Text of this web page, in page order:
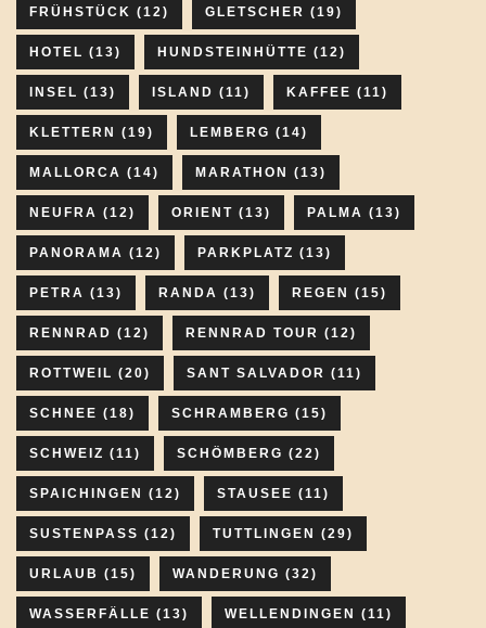
FRÜHSTÜCK (12) GLETSCHER (19)
HOTEL (13) HUNDSTEINHÜTTE (12)
INSEL (13) ISLAND (11) KAFFEE (11)
KLETTERN (19) LEMBERG (14)
MALLORCA (14) MARATHON (13)
NEUFRA (12) ORIENT (13) PALMA (13)
PANORAMA (12) PARKPLATZ (13)
PETRA (13) RANDA (13) REGEN (15)
RENNRAD (12) RENNRAD TOUR (12)
ROTTWEIL (20) SANT SALVADOR (11)
SCHNEE (18) SCHRAMBERG (15)
SCHWEIZ (11) SCHÖMBERG (22)
SPAICHINGEN (12) STAUSEE (11)
SUSTENPASS (12) TUTTLINGEN (29)
URLAUB (15) WANDERUNG (32)
WASSERFÄLLE (13) WELLENDINGEN (11)